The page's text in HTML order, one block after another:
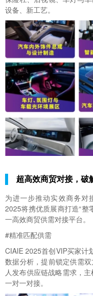
设备、新工艺。
超高效商贸对接，破
为进一步推动实效商务对
2025将携优质展商打造“整
一高效商贸供需对接平台。
#精准匹配供需
CIAIE 2025首创VIP买家计
数据分析，提前锁定供需
人发布供应链战略需求，
一对一对接。